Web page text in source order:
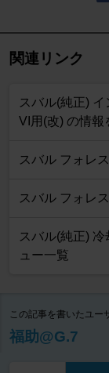
関連リンク
スバル(純正)
VI用(改) の情報
スバル フォレ
スバル フォレ
スバル(純正)
ュー一覧
この記事を書いたユー
福助@G.7